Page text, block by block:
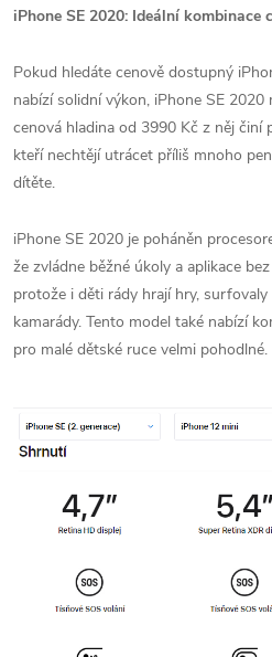
iPhone SE 2020: Ideální kombinace
Pokud hledáte cenově dostupný
nabízí solidní výkon, iPhone SE
cenová hladina od 3990 Kč z něj činí
kteří nechtějí utrácet příliš mnoho
dítěte.
iPhone SE 2020 je poháněn
že zvládne běžné úkoly a aplikace
protože i děti rády hrají hry,
kamarády. Tento model také nabízí
pro malé dětské ruce velmi pohodlné.